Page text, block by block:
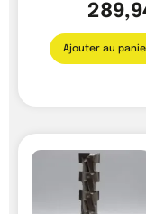
Ajouter au